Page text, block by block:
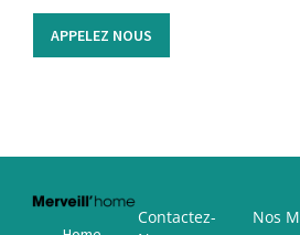
APPELEZ NOUS
Contactez-
Nos